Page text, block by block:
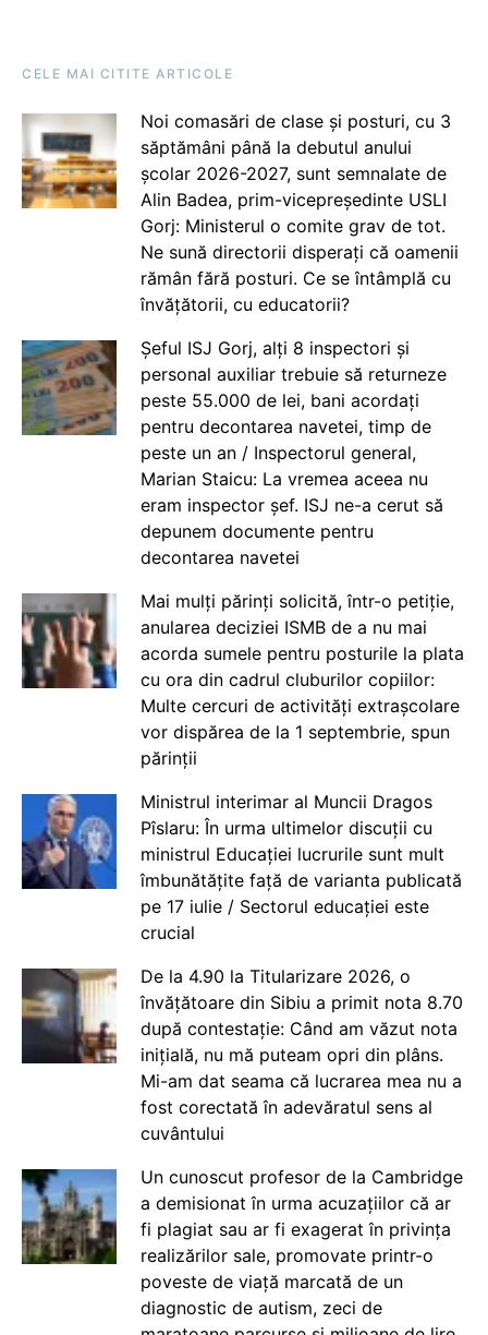
CELE MAI CITITE ARTICOLE
Noi comasări de clase și posturi, cu 3
săptămâni până la debutul anului
școlar 2026-2027, sunt semnalate de
Alin Badea, prim-vicepreședinte USLI
Gorj: Ministerul o comite grav de tot.
Ne sună directorii disperați că oamenii
rămân fără posturi. Ce se întâmplă cu
învățătorii, cu educatorii?
Șeful ISJ Gorj, alți 8 inspectori și
personal auxiliar trebuie să returneze
peste 55.000 de lei, bani acordați
pentru decontarea navetei, timp de
peste un an / Inspectorul general,
Marian Staicu: La vremea aceea nu
eram inspector șef. ISJ ne-a cerut să
depunem documente pentru
decontarea navetei
Mai mulți părinți solicită, într-o petiție,
anularea deciziei ISMB de a nu mai
acorda sumele pentru posturile la plata
cu ora din cadrul cluburilor copiilor:
Multe cercuri de activități extrașcolare
vor dispărea de la 1 septembrie, spun
părinții
Ministrul interimar al Muncii Dragos
Pîslaru: În urma ultimelor discuții cu
ministrul Educației lucrurile sunt mult
îmbunătățite față de varianta publicată
pe 17 iulie / Sectorul educației este
crucial
De la 4.90 la Titularizare 2026, o
învățătoare din Sibiu a primit nota 8.70
după contestație: Când am văzut nota
inițială, nu mă puteam opri din plâns.
Mi-am dat seama că lucrarea mea nu a
fost corectată în adevăratul sens al
cuvântului
Un cunoscut profesor de la Cambridge
a demisionat în urma acuzațiilor că ar
fi plagiat sau ar fi exagerat în privința
realizărilor sale, promovate printr-o
poveste de viață marcată de un
diagnostic de autism, zeci de